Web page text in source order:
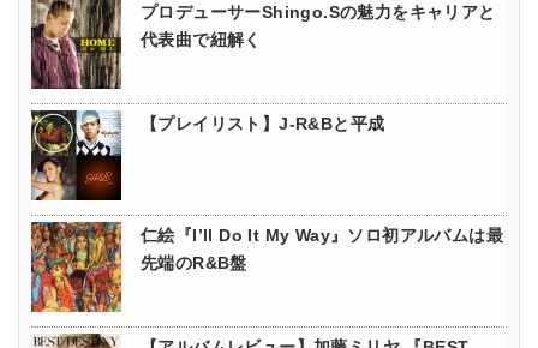
プロデューサーShingo.Sの魅力をキャリアと
代表曲で紐解く
【プレイリスト】J-R&Bと平成
仁絵『I’ll Do It My Way』ソロ初アルバムは最
先端のR&B盤